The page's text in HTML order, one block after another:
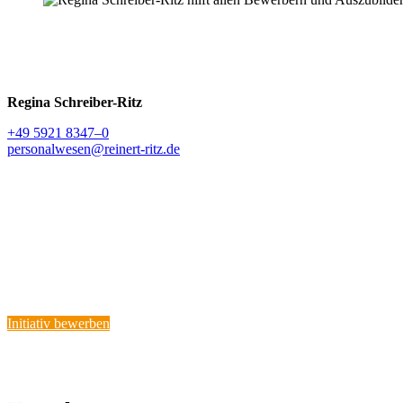
Regina Schreiber-Ritz
+49 5921 8347–0
personalwesen@reinert-ritz.de
Initiativ bewerben